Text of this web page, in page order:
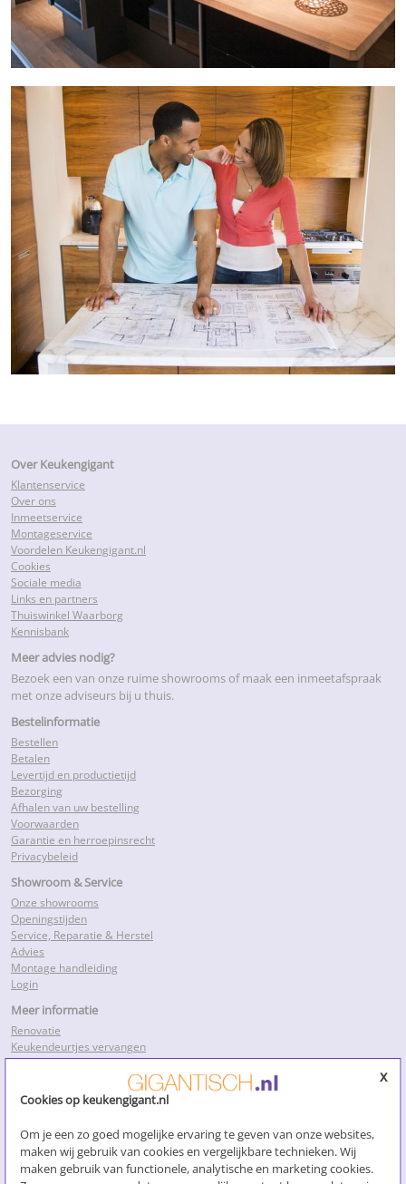
x
Cookies op keukengigant.nl
Om je een zo goed mogelijke ervaring te geven van onze websites,
maken wij gebruik van cookies en vergelijkbare technieken. Wij
maken gebruik van functionele, analytische en marketing cookies.
Over Keukengigant
Klantenservice
Over ons
Inmeetservice
Montageservice
Voordelen Keukengigant.nl
Cookies
Sociale media
Links en partners
Thuiswinkel Waarborg
Kennisbank
Meer advies nodig?
Bezoek een van onze ruime showrooms of maak een inmeetafspraak
met onze adviseurs bij u thuis.
Bestelinformatie
Bestellen
Betalen
Levertijd en productietijd
Bezorging
Afhalen van uw bestelling
Voorwaarden
Garantie en herroepinsrecht
Privacybeleid
Showroom & Service
Onze showrooms
Openingstijden
Service, Reparatie & Herstel
Advies
Montage handleiding
Login
Meer informatie
Renovatie
Keukendeurtjes vervangen
Keukenkastdeurtjes
Keukenkastjes vervangen
Kosten keukenrenovatie
Losse keukendeurtjes
Nieuwe keukendeurtjes
Klik voor meer…